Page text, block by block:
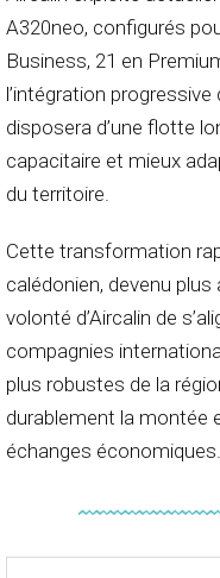
A320neo, configurés
Business, 21 en
l’intégration
disposera d’une flotte
capacitaire et mieux
du territoire.
Cette transformation
calédonien, devenu
volonté d’Aircalin de
compagnies
plus robustes de la
durablement la montée
échanges économiques.